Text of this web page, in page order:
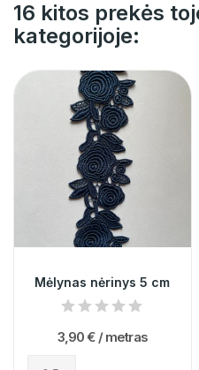
16 kitos prekės
kategorijoje:
Mėlynas nėrinys 5 cm
3,90 € / metras